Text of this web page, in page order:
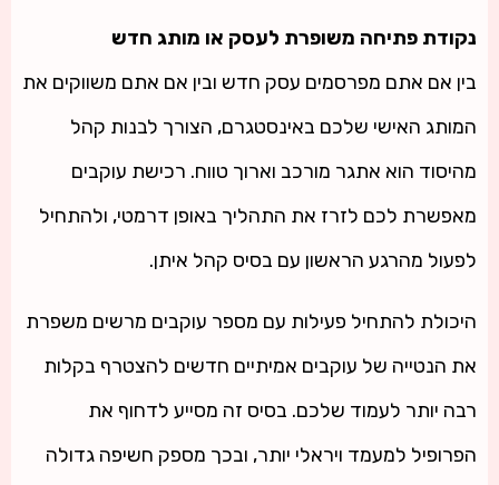
נקודת פתיחה משופרת לעסק או מותג חדש
בין אם אתם מפרסמים עסק חדש ובין אם אתם משווקים את
המותג האישי שלכם באינסטגרם, הצורך לבנות קהל
מהיסוד הוא אתגר מורכב וארוך טווח. רכישת עוקבים
מאפשרת לכם לזרז את התהליך באופן דרמטי, ולהתחיל
לפעול מהרגע הראשון עם בסיס קהל איתן.
היכולת להתחיל פעילות עם מספר עוקבים מרשים משפרת
את הנטייה של עוקבים אמיתיים חדשים להצטרף בקלות
רבה יותר לעמוד שלכם. בסיס זה מסייע לדחוף את
הפרופיל למעמד ויראלי יותר, ובכך מספק חשיפה גדולה